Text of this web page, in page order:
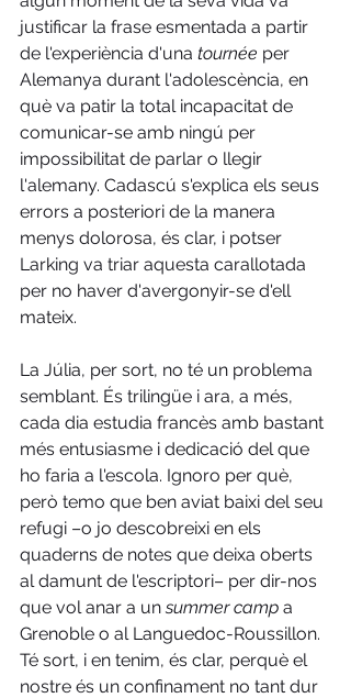
justificar la frase esmentada a partir
de l'experiència d'una tournée per
Alemanya durant l'adolescència, en
què va patir la total incapacitat de
comunicar-se amb ningú per
impossibilitat de parlar o llegir
l'alemany. Cadascú s'explica els seus
errors a posteriori de la manera
menys dolorosa, és clar, i potser
Larking va triar aquesta carallotada
per no haver d'avergonyir-se d'ell
mateix.
La Júlia, per sort, no té un problema
semblant. És trilingüe i ara, a més,
cada dia estudia francès amb bastant
més entusiasme i dedicació del que
ho faria a l'escola. Ignoro per què,
però temo que ben aviat baixi del seu
refugi –o jo descobreixi en els
quaderns de notes que deixa oberts
al damunt de l'escriptori– per dir-nos
que vol anar a un summer camp a
Grenoble o al Languedoc-Roussillon.
Té sort, i en tenim, és clar, perquè el
nostre és un confinament no tant dur